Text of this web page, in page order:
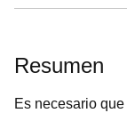
Resumen
Es necesario